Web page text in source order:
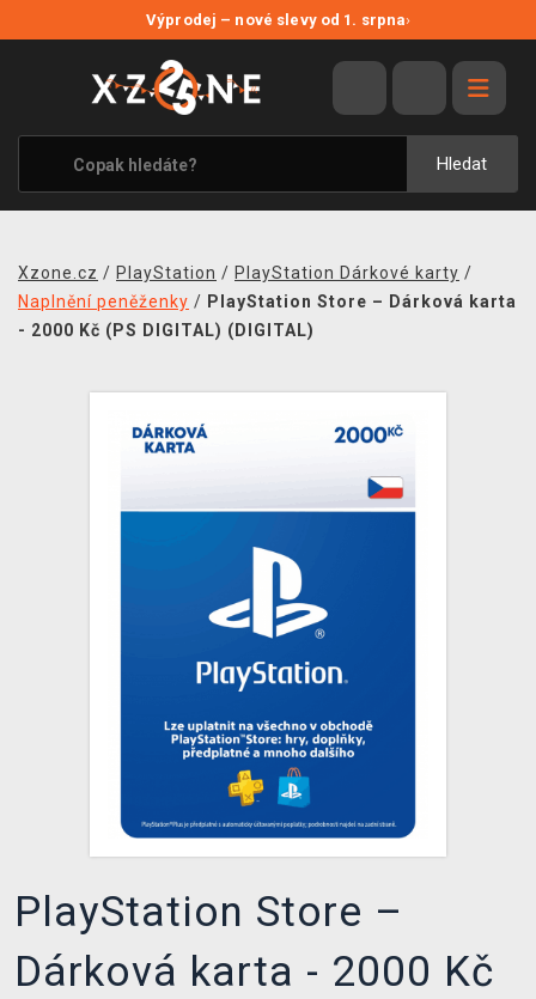
Výprodej – nové slevy od 1. srpna›
Hledat
VÝPRODEJ
VIDEOHRY
XZONE ORIGINALS
TÉMATIKY
MERCHANDISE
PRODEJNY
TCG & BOARDGAME HUB
VÝKUP HER (BAZAR)
Xzone.cz / PlayStation / PlayStation Dárkové karty /
Naplnění peněženky / PlayStation Store – Dárková karta
- 2000 Kč (PS DIGITAL) (DIGITAL)
PlayStation Store –
Dárková karta - 2000 Kč